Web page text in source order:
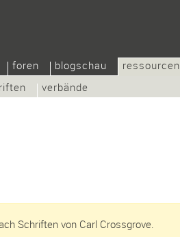
foren blogschau
ressourcen
verbände
Schriften von Carl Crossgrove.